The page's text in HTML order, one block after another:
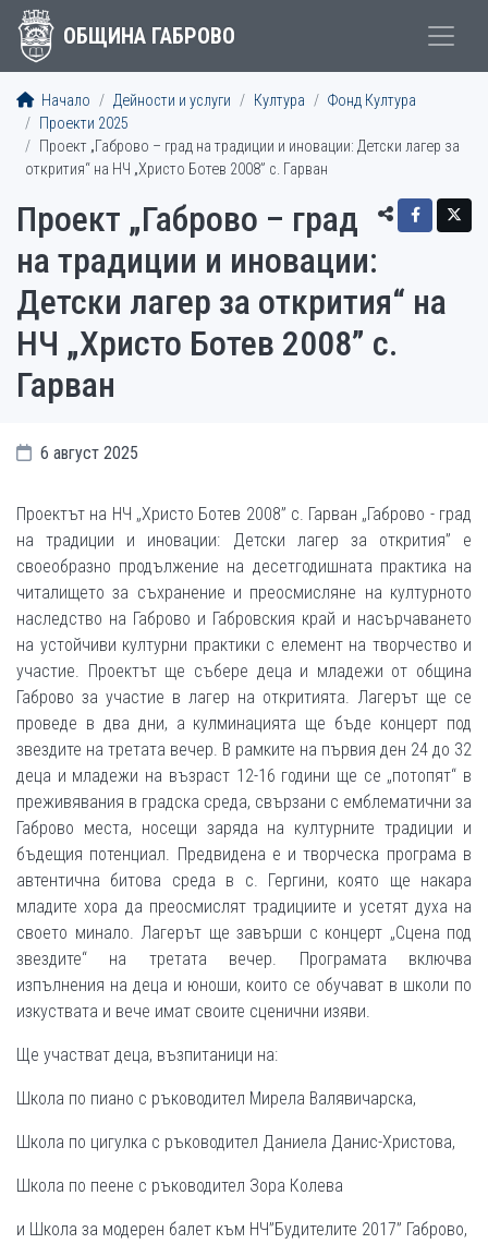
ОБЩИНА ГАБРОВО
Начало Дейности и услуги Култура
Фонд Култура
Проекти 2025
Проект „Габрово – град на традиции и иновации: Детски лагер за
открития“ на НЧ „Христо Ботев 2008” с. Гарван
Проект „Габрово – град
на традиции и иновации:
Детски лагер за открития“ на
НЧ „Христо Ботев 2008” с.
Гарван
6 август 2025
Проектът на НЧ „Христо Ботев 2008” с. Гарван „Габрово - град
на традиции и иновации: Детски лагер за открития” е
своеобразно продължение на десетгодишната практика на
читалището за съхранение и преосмисляне на културното
наследство на Габрово и Габровския край и насърчаването
на устойчиви културни практики с елемент на творчество и
участие. Проектът ще събере деца и младежи от община
Габрово за участие в лагер на откритията. Лагерът ще се
проведе в два дни, а кулминацията ще бъде концерт под
звездите на третата вечер. В рамките на първия ден 24 до 32
деца и младежи на възраст 12-16 години ще се „потопят“ в
преживявания в градска среда, свързани с емблематични за
Габрово места, носещи заряда на културните традиции и
бъдещия потенциал. Предвидена е и творческа програма в
автентична битова среда в с. Гергини, която ще накара
младите хора да преосмислят традициите и усетят духа на
своето минало. Лагерът ще завърши с концерт „Сцена под
звездите“ на третата вечер. Програмата включва
изпълнения на деца и юноши, които се обучават в школи по
изкуствата и вече имат своите сценични изяви.
Ще участват деца, възпитаници на:
Школа по пиано с ръководител Мирела Валявичарска,
Школа по цигулка с ръководител Даниела Данис-Христова,
Школа по пеене с ръководител Зора Колева
и Школа за модерен балет към НЧ”Будителите 2017” Габрово,